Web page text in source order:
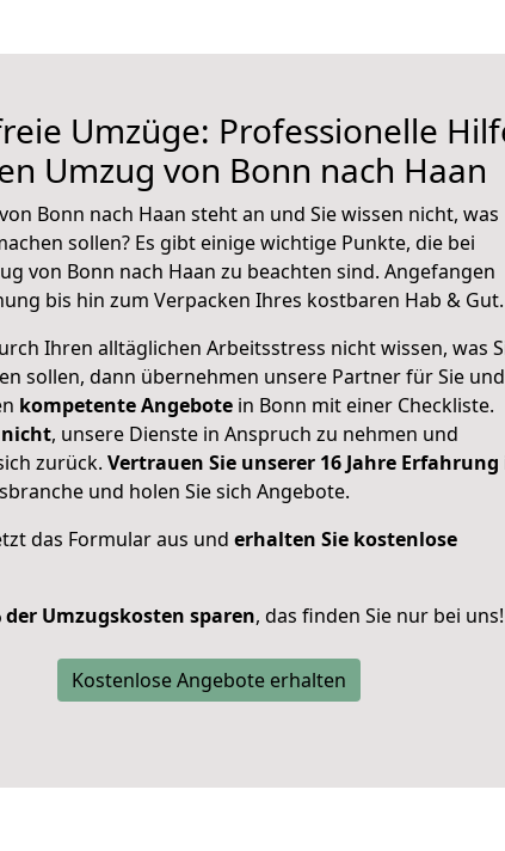
Umzüge: Professionelle
Umzug von Bonn nach Haan
Bonn nach Haan steht an und Sie wissen nicht, was
sollen? Es gibt einige wichtige Punkte, die bei
von Bonn nach Haan zu beachten sind. Angefangen
bis hin zum Verpacken Ihres kostbaren Hab & Gut.
Ihren alltäglichen Arbeitsstress nicht wissen, was
sollen, dann übernehmen unsere Partner für Sie und
kompetente Angebote in Bonn mit einer Checkliste.
nicht, unsere Dienste in Anspruch zu nehmen und
zurück. Vertrauen Sie unserer 16 Jahre Erfahrung
und holen Sie sich Angebote.
das Formular aus und erhalten Sie kostenlose
der Umzugskosten sparen, das finden Sie nur bei uns!
Kostenlose Angebote erhalten